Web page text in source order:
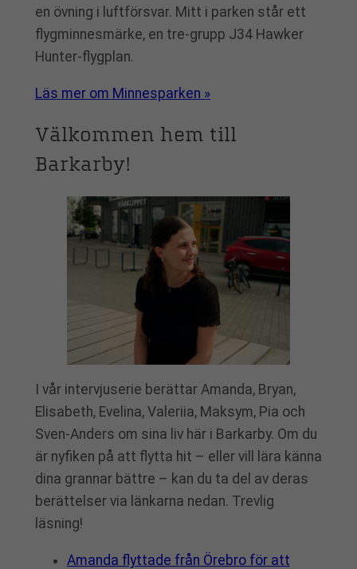
en övning i luftförsvar. Mitt i parken står ett
flygminnesmärke, en tre-grupp J34 Hawker
Hunter-flygplan.
Läs mer om Minnesparken »
Välkommen hem till
Barkarby!
I vår intervjuserie berättar Amanda, Bryan,
Elisabeth, Evelina, Valeriia, Maksym, Pia och
Sven-Anders om sina liv här i Barkarby. Om du
är nyfiken på att flytta hit – eller vill lära känna
dina grannar bättre – kan du ta del av deras
berättelser via länkarna nedan. Trevlig
läsning!
Amanda flyttade från Örebro för att